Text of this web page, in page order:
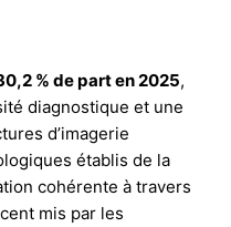
% de part en 2025,
diagnostique et une
d’imagerie
établis de la
cohérente à travers
mis par les